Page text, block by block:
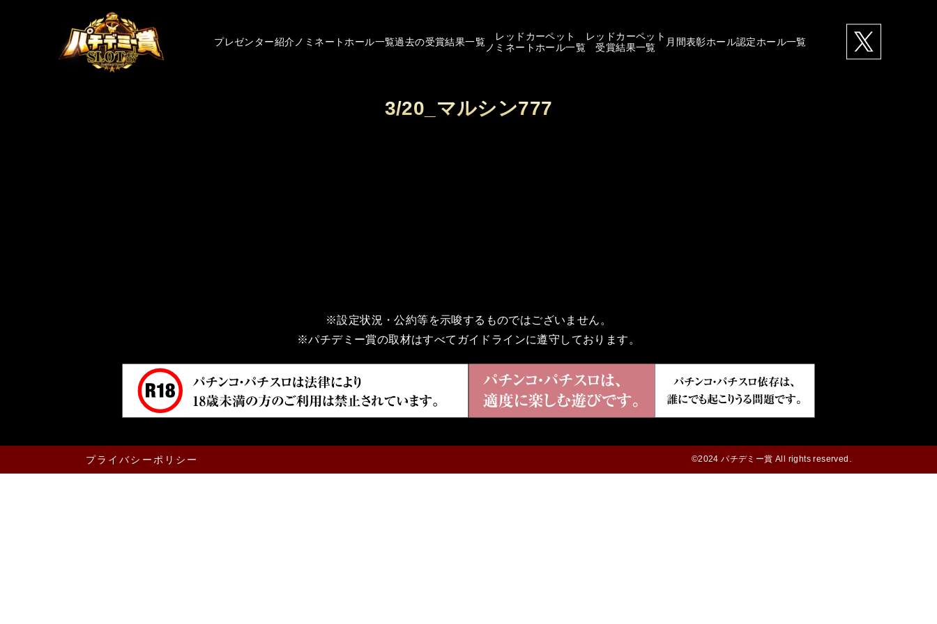
プレゼンター紹介 ノミネートホール一覧過去の受賞結果一覧
レッドカーペット
ノミネートホール一覧
レッドカーペット
受賞結果一覧
月間表彰ホール認定ホール一覧
3/20_マルシン777
※設定状況・公約等を示唆するものではございません。
※パチデミー賞の取材はすべてガイドラインに遵守しております。
プライバシーポリシー ©2024 パチデミー賞 All rights reserved.